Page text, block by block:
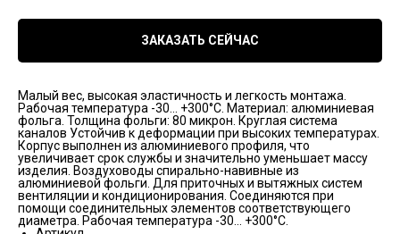
ЗАКАЗАТЬ СЕЙЧАС
Малый вес, высокая эластичность и легкость монтажа.
Рабочая температура -30... +300°C. Материал: алюминиевая
фольга. Толщина фольги: 80 микрон. Круглая система
каналов Устойчив к деформации при высоких температурах.
Корпус выполнен из алюминиевого профиля, что
увеличивает срок службы и значительно уменьшает массу
изделия. Воздуховоды спирально-навивные из
алюминиевой фольги. Для приточных и вытяжных систем
вентиляции и кондиционирования. Соединяются при
помощи соединительных элементов соответствующего
диаметра. Рабочая температура -30... +300°C.